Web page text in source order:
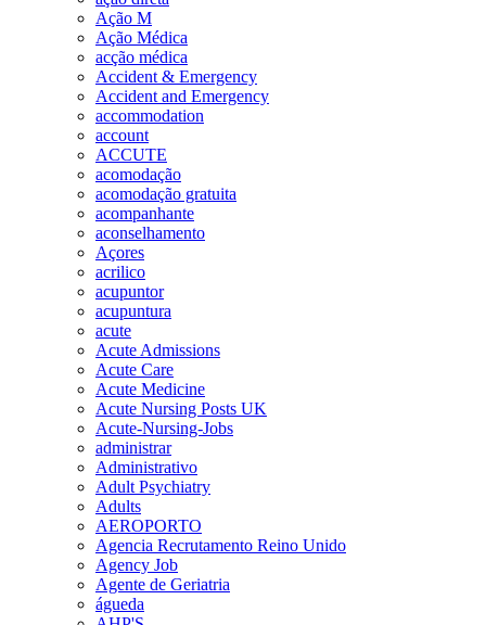
Ação M
Ação Médica
acção médica
Accident & Emergency
Accident and Emergency
accommodation
account
ACCUTE
acomodação
acomodação gratuita
acompanhante
aconselhamento
Açores
acrilico
acupuntor
acupuntura
acute
Acute Admissions
Acute Care
Acute Medicine
Acute Nursing Posts UK
Acute-Nursing-Jobs
administrar
Administrativo
Adult Psychiatry
Adults
AEROPORTO
Agencia Recrutamento Reino Unido
Agency Job
Agente de Geriatria
águeda